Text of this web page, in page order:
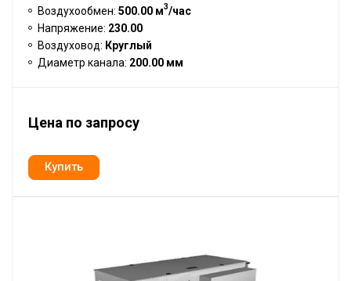
Воздухообмен: 500.00 м3/час
Напряжение: 230.00
Воздуховод: Круглый
Диаметр канала: 200.00 мм
Цена по запросу